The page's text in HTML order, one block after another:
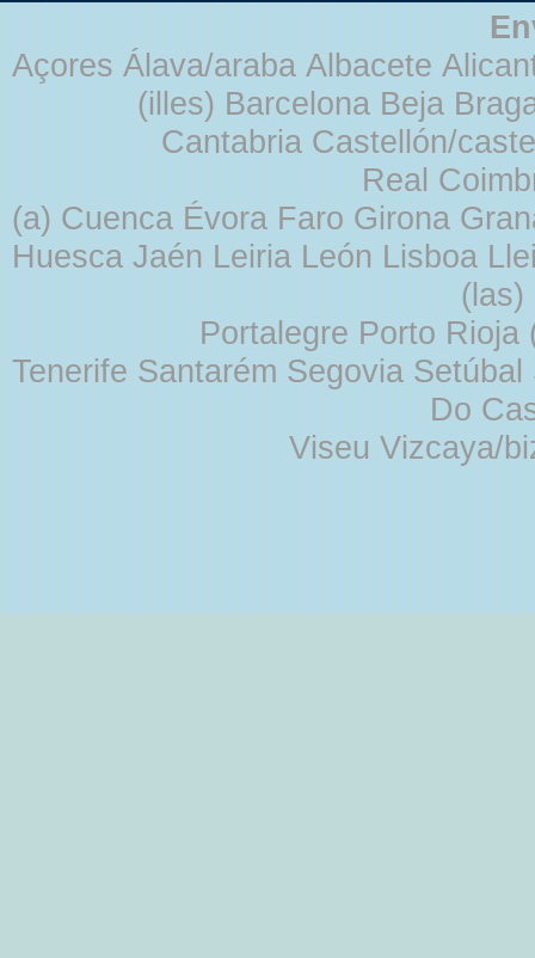
Açores Álava/araba Albacete
(illes) Barcelona Beja
Cantabria Castellón/
Real
(a) Cuenca Évora Faro Girona
Huesca Jaén Leiria León Lisboa
Portalegre Porto
Tenerife Santarém Segovia
Do
Viseu Vizcaya/